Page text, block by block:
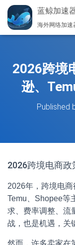
蓝鲸加速
海外网络加速
2026跨境
逊、
Published
2026跨境电商
2026年，跨境电商
Temu、Shopee等
求、费率调整、流
战，也是机遇，关
然而，许多卖家在